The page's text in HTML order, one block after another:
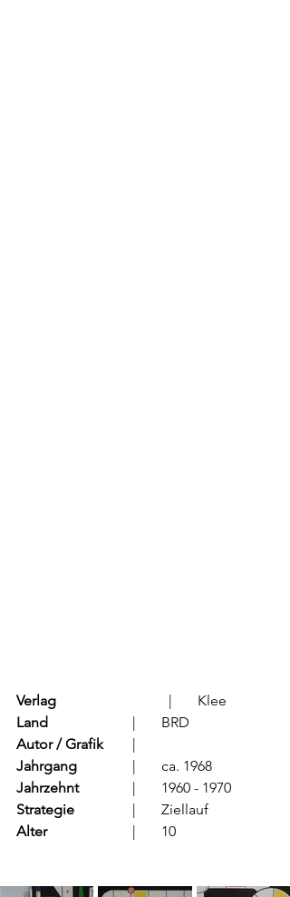
Verlag
			  |	Klee
Land
			  |	BRD
Autor / Grafik
Jahrgang
		  |	ca. 1968
Jahrzehnt
		  |	1960 - 1970
Strategie
Alter
			  |	10